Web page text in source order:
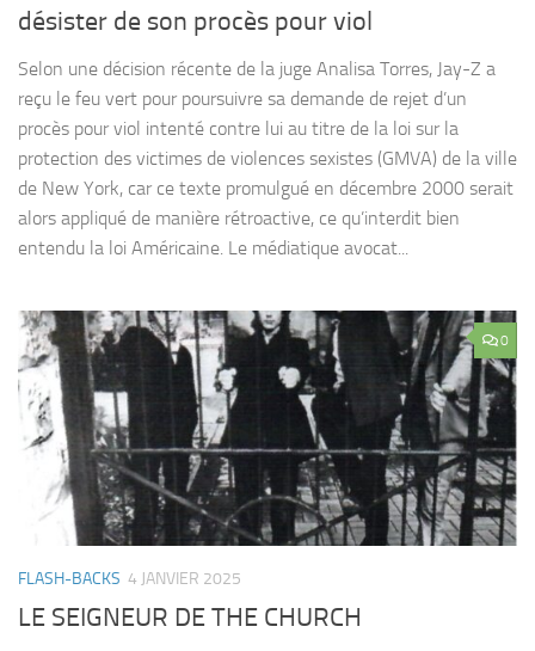
désister de son procès pour viol
Selon une décision récente de la juge Analisa Torres, Jay-Z a
reçu le feu vert pour poursuivre sa demande de rejet d’un
procès pour viol intenté contre lui au titre de la loi sur la
protection des victimes de violences sexistes (GMVA) de la ville
de New York, car ce texte promulgué en décembre 2000 serait
alors appliqué de manière rétroactive, ce qu’interdit bien
entendu la loi Américaine. Le médiatique avocat...
0
FLASH-BACKS 4 JANVIER 2025
LE SEIGNEUR DE THE CHURCH